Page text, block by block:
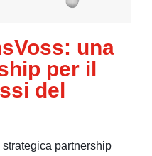
una
per il
del
partnership